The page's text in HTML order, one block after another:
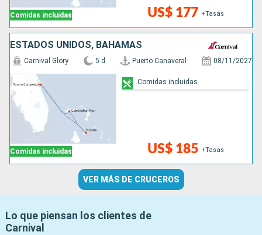
Comidas incluidas US$ 177 +Tasas
ESTADOS UNIDOS, BAHAMAS
Comidas incluidas
Carnival Glory 5 d Puerto Canaveral 08/11/2027
US$ 185 +Tasas
Comidas incluidas
VER MÁS DE CRUCEROS
Lo que piensan los clientes de
Carnival